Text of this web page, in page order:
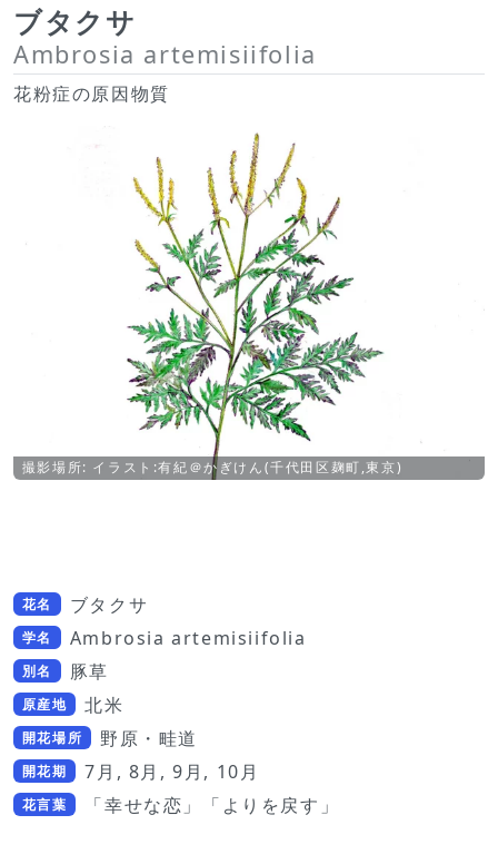
ブタクサ
Ambrosia artemisiifolia
花粉症の原因物質
撮影場所: イラスト:有紀＠かぎけん(千代田区麹町,東京)
花名 ブタクサ
学名 Ambrosia artemisiifolia
別名 豚草
原産地 北米
開花場所 野原・畦道
開花期 7月, 8月, 9月, 10月
花言葉 「幸せな恋」「よりを戻す」